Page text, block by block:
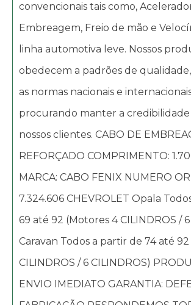
convencionais tais como,
Embreagem, Freio de mão e
linha automotiva leve. Nossos
obedecem a padrões de
as normas nacionais e
procurando manter a
nossos clientes. CABO DE
REFORÇADO COMPRIMENTO:
MARCA: CABO FENIX NUMERO
7.324.606 CHEVROLET Opala
69 até 92 (Motores 4 CILINDROS /
Caravan Todos a partir de 74 até
CILINDROS / 6 CILINDROS)
ENVIO IMEDIATO GARANTIA: